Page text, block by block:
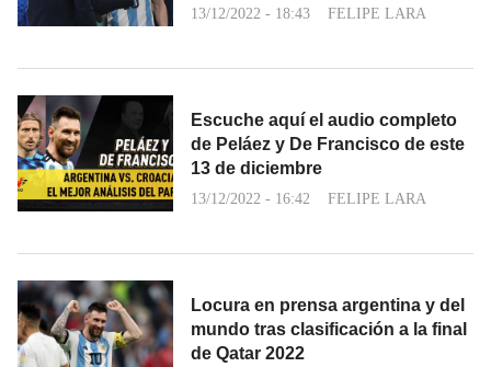
13/12/2022 - 18:43 FELIPE LARA
Escuche aquí el audio completo
de Peláez y De Francisco de este
13 de diciembre
13/12/2022 - 16:42 FELIPE LARA
Locura en prensa argentina y del
mundo tras clasificación a la final
de Qatar 2022